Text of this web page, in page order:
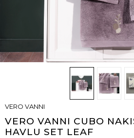
VERO VANNI
VERO VANNI CUBO
HAVLU SET LEAF